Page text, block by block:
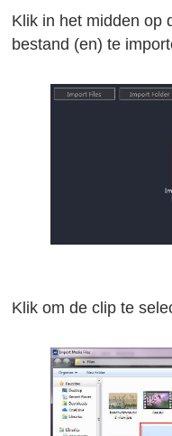
Klik in het midden op
bestand (en) te
Klik om de clip te